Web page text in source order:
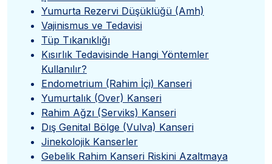
Yumurta Rezervi Düşüklüğü (Amh)
Vajinismus ve Tedavisi
Tüp Tıkanıklığı
Kısırlık Tedavisinde Hangi Yöntemler
Kullanılır?
Endometrium (Rahim İçi) Kanseri
Yumurtalık (Over) Kanseri
Rahim Ağzı (Serviks) Kanseri
Dış Genital Bölge (Vulva) Kanseri
Jinekolojik Kanserler
Gebelik Rahim Kanseri Riskini Azaltmaya